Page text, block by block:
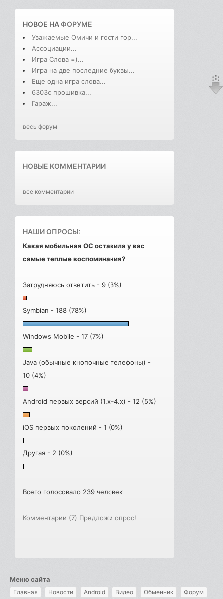
НОВОЕ НАФОРУМЕ
Уважаемые Омичи и гости гор...
Ассоциации...
Игра Слова =)...
Игра на две последние буквы...
Еще одна игра слова...
6303с прошивка...
Гараж...
весь форум
НОВЫЕ КОММЕНТАРИИ
все комментарии
НАШИ ОПРОСЫ:
Какая мобильная ОС оставила у вас
самые теплые воспоминания?
Затрудняюсь ответить - 9 (3%)
Symbian - 188 (78%)
Windows Mobile - 17 (7%)
Java (обычные кнопочные телефоны) -
10 (4%)
Android первых версий (1.x–4.x) - 12 (5%)
iOS первых поколений - 1 (0%)
Другая - 2 (0%)
Всего голосовало 239 человек
Комментарии (7) Предложи опрос!
Меню сайта
Главная Новости Android Видео Обменник Форум